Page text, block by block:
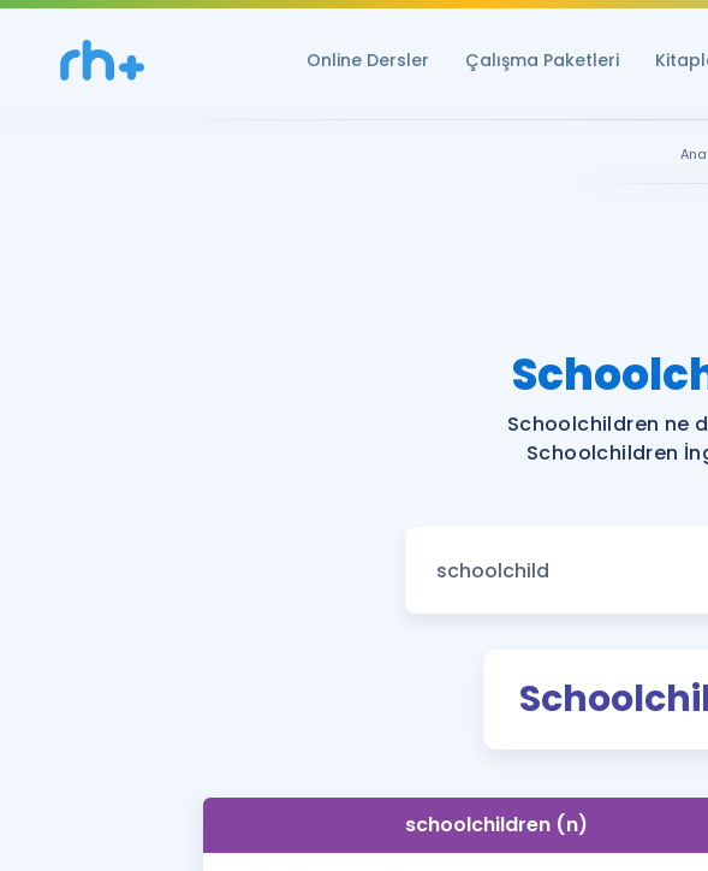
Online Dersler Çalışma Paketleri
Schoolchildren ne
Schoolchildren
schoolchildren (n)